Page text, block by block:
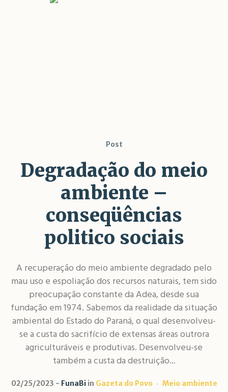
Post
Degradação do meio
ambiente –
conseqüências
politico sociais
A recuperação do meio ambiente degradado pelo
mau uso e espoliação dos recursos naturais, tem sido
preocupação constante da Adea, desde sua
fundação em 1974. Sabemos da realidade da situação
ambiental do Estado do Paraná, o qual desenvolveu-
se a custa do sacrifício de extensas áreas outrora
agriculturáveis e produtivas. Desenvolveu-se
também a custa da destruição...
02/25/2023 FunaBiin Gazeta do Povo Meio ambiente